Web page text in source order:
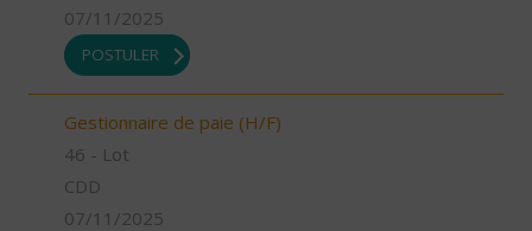
07/11/2025
POSTULER
Gestionnaire de paie (H/F)
46 - Lot
CDD
07/11/2025